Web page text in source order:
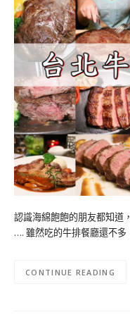
認識海綿飽飽的朋友都知道
…. 雖然吃的牛排餐廳還不
CONTINUE READING